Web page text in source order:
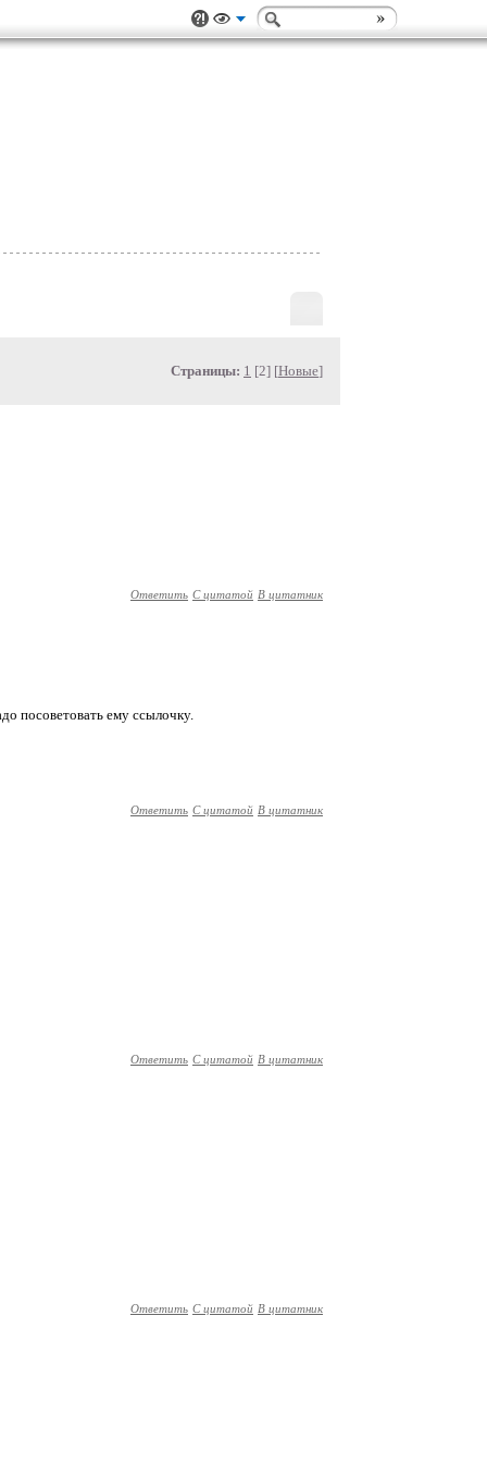
Страницы: 1 [2] [Новые]
Ответить С цитатой В цитатник
посоветовать ему ссылочку.
Ответить С цитатой В цитатник
Ответить С цитатой В цитатник
Ответить С цитатой В цитатник